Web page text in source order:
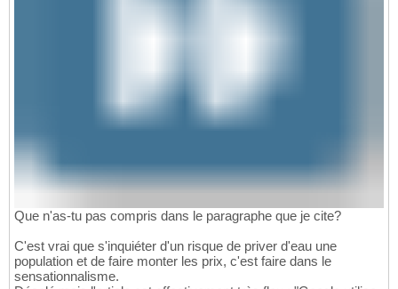
Que n'as-tu pas compris dans le paragraphe que je cite?
C'est vrai que s'inquiéter d'un risque de priver d'eau une
population et de faire monter les prix, c'est faire dans le
sensationnalisme.